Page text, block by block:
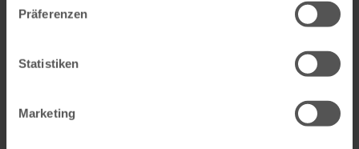
Präferenzen
Statistiken
Marketing